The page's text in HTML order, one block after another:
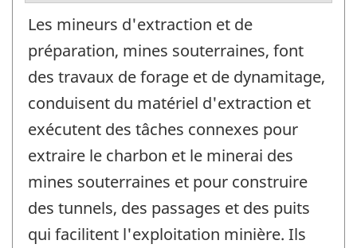
Les mineurs d'extraction et de
préparation, mines souterraines, font
des travaux de forage et de dynamitage,
conduisent du matériel d'extraction et
exécutent des tâches connexes pour
extraire le charbon et le minerai des
mines souterraines et pour construire
des tunnels, des passages et des puits
qui facilitent l'exploitation minière. Ils